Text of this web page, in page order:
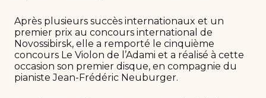
Après plusieurs succès internationaux et un
premier prix au concours international de
Novossibirsk, elle a remporté le cinquième
concours Le Violon de l’Adami et a réalisé à cette
occasion son premier disque, en compagnie du
pianiste Jean-Frédéric Neuburger.